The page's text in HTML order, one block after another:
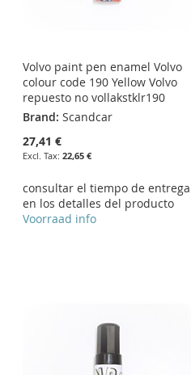
Volvo paint pen enamel Volvo
colour code 190 Yellow Volvo
repuesto no vollakstklr190
Brand: Scandcar
27,41 €
22,65 €
consultar el tiempo de entrega
en los detalles del producto
Voorraad info